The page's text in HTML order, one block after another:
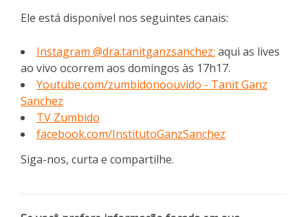
Ele está disponível nos seguintes canais:
Instagram @dra.tanitganzsanchez: aqui as lives
ao vivo ocorrem aos domingos às 17h17.
Youtube.com/zumbidonoouvido - Tanit Ganz
Sanchez
TV Zumbido
facebook.com/InstitutoGanzSanchez
Siga-nos, curta e compartilhe.